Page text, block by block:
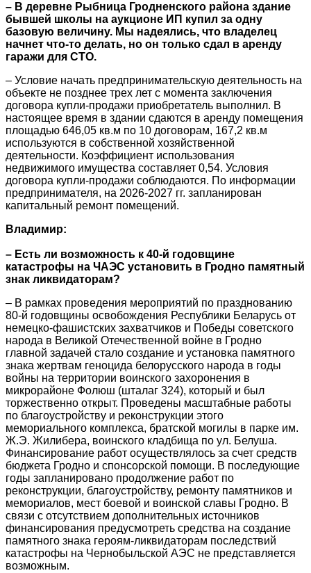
– В деревне Рыбница Гродненского района здание
бывшей школы на аукционе ИП купил за одну
базовую величину. Мы надеялись, что владелец
начнет что-то делать, но он только сдал в аренду
гаражи для СТО.
– Условие начать предпринимательскую деятельность на
объекте не позднее трех лет с момента заключения
договора купли-продажи приобретатель выполнил. В
настоящее время в здании сдаются в аренду помещения
площадью 646,05 кв.м по 10 договорам, 167,2 кв.м
используются в собственной хозяйственной
деятельности. Коэффициент использования
недвижимого имущества составляет 0,54. Условия
договора купли-продажи соблюдаются. По информации
предпринимателя, на 2026-2027 гг. запланирован
капитальный ремонт помещений.
Владимир:
– Есть ли возможность к 40-й годовщине
катастрофы на ЧАЭС установить в Гродно памятный
знак ликвидаторам?
– В рамках проведения мероприятий по празднованию
80-й годовщины освобождения Республики Беларусь от
немецко-фашистских захватчиков и Победы советского
народа в Великой Отечественной войне в Гродно
главной задачей стало создание и установка памятного
знака жертвам геноцида белорусского народа в годы
войны на территории воинского захоронения в
микрорайоне Фолюш (шталаг 324), который и был
торжественно открыт. Проведены масштабные работы
по благоустройству и реконструкции этого
мемориального комплекса, братской могилы в парке им.
Ж.Э. Жилибера, воинского кладбища по ул. Белуша.
Финансирование работ осуществлялось за счет средств
бюджета Гродно и спонсорской помощи. В последующие
годы запланировано продолжение работ по
реконструкции, благоустройству, ремонту памятников и
мемориалов, мест боевой и воинской славы Гродно. В
связи с отсутствием дополнительных источников
финансирования предусмотреть средства на создание
памятного знака героям-ликвидаторам последствий
катастрофы на Чернобыльской АЭС не представляется
возможным.